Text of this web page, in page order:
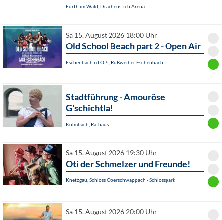
Furth im Wald, Drachenstich Arena
Sa 15. August 2026 18:00 Uhr
Old School Beach part 2 - Open Air
Eschenbach i.d.OPf., Rußweiher Eschenbach
Stadtführung - Amouröse
G'schichtla!
Kulmbach, Rathaus
Sa 15. August 2026 19:30 Uhr
Oti der Schmelzer und Freunde!
Knetzgau, Schloss Oberschwappach - Schlosspark
Sa 15. August 2026 20:00 Uhr